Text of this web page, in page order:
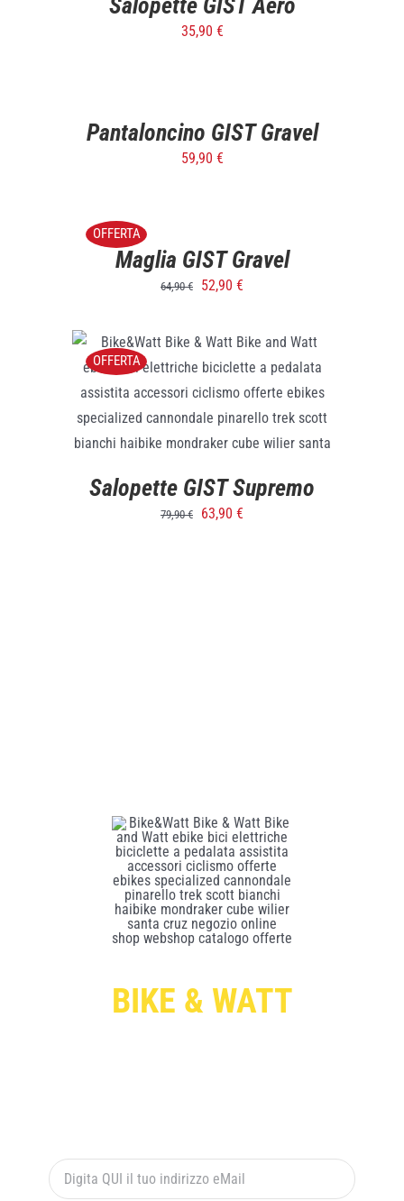
35,90 €
Pantaloncino GIST Gravel
59,90 €
OFFERTA
DETTAGLIMaglia GIST Gravel
64,90€ 52,90 €
OFFERTA
SELECT OPTIONS / DETTAGLI
Salopette GIST Supremo
79,90€ 63,90 €
BIKE & WATT